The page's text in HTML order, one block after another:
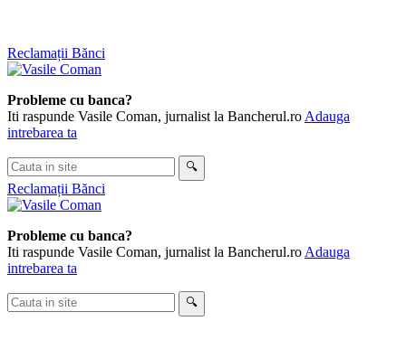
Skip
to
Reclamații Bănci
Probleme cu banca?
Iti raspunde Vasile Coman, jurnalist la Bancherul.ro Adauga
intrebarea ta
Cauta
in
site
🔍
Reclamații Bănci
Probleme cu banca?
Iti raspunde Vasile Coman, jurnalist la Bancherul.ro Adauga
intrebarea ta
Cauta
in
🔍